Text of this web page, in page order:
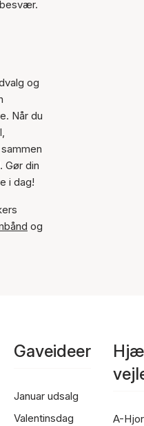
og
Når du
Gør din
i dag!
og
Gaveideer
Januar udsalg
Valentinsdag
A-